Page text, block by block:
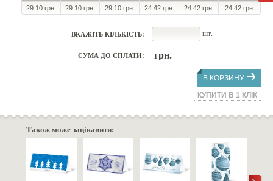
29.10 грн. 29.10 грн. 29.10 грн. 24.42 грн. 24.42 грн. 24.42 грн.
ВКАЖІТЬ КІЛЬКІСТЬ: шт.
СУМА ДО СПЛАТИ: грн.
В КОРЗИНУ
КУПИТИ В 1 КЛІК
Також може зацікавити: